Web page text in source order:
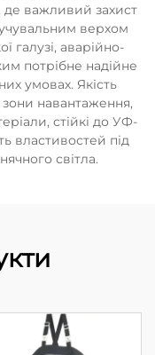
важливий захист
верхом
галузі, аварійно-
потрібне надійне
умовах. Якість
зони навантаження,
стійкі до УФ-
властивостей під
світла.